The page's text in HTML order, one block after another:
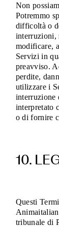
Non
Potremmo
difficoltà o
interruzioni,
modificare,
Servizi in
preavviso.
perdite,
utilizzare i
interruzione
interpretato
o di fornire
10.
Questi
tribunale di